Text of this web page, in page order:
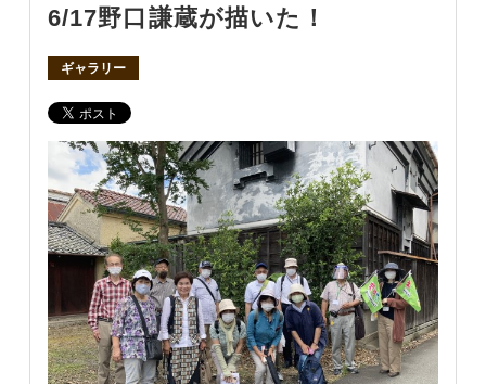
6/17野口謙蔵が描いた！
ギャラリー